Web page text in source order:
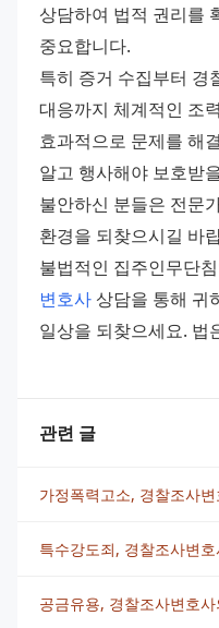
상담하여 법적 권리를
중요합니다.
특히 증거 수집부터 경
대응까지 체계적인 조
효과적으로 문제를 해
알고 행사해야 보호받
불안하신 분들은 전문
환경을 되찾으시길 바
변호사 상담을 통해 귀
일상을 되찾으세요. 법
관련 글